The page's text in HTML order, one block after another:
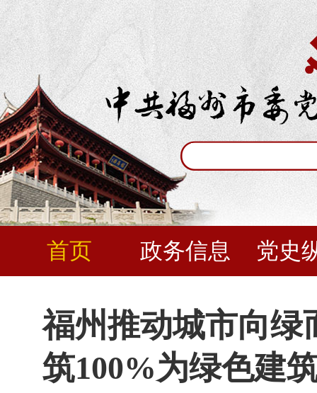
首页 政务信息 党史
福州推动城市向绿
筑100%为绿色建